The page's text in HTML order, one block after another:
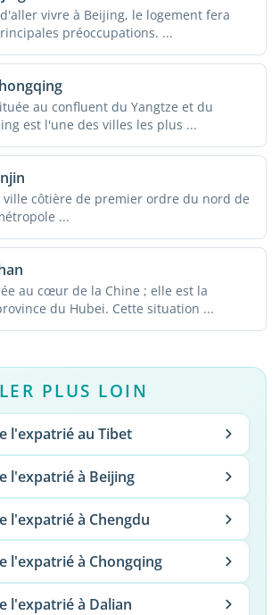
vivre à Beijing, le logement fera
préoccupations. ...
au confluent du Yangtze et du
est l'une des villes les plus ...
côtière de premier ordre du nord de
...
au cœur de la Chine ; elle est la
du Hubei. Cette situation ...
PLUS LOIN
l'expatrié au Tibet
l'expatrié à Beijing
l'expatrié à Chengdu
l'expatrié à Chongqing
l'expatrié à Dalian